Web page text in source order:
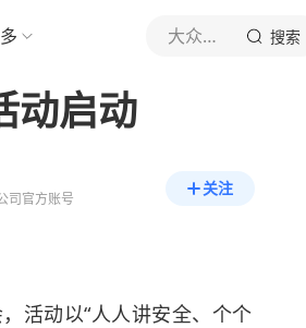
大众网滨州 搜索
动启动
司官方账号
关注
活动以“人人讲安全、个个